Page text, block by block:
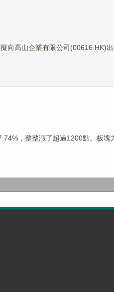
向高山企業有限公司(00616.HK)
，整整漲了超過1200點。板塊